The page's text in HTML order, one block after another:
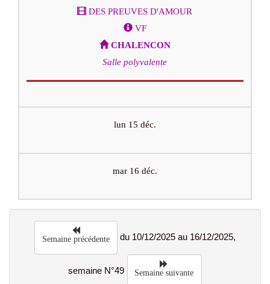
DES PREUVES D'AMOUR
VF
CHALENCON
Salle polyvalente
lun 15 déc.
mar 16 déc.
Semaine précédente du 10/12/2025 au 16/12/2025,
semaine N°49 Semaine suivante